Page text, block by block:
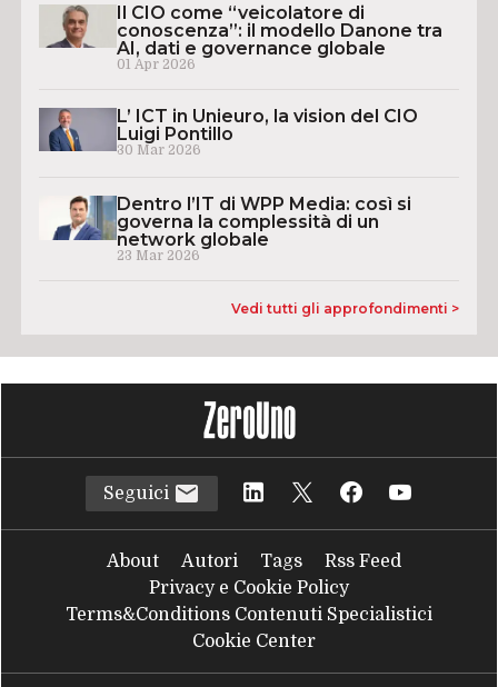
Il CIO come “veicolatore di
conoscenza”: il modello Danone tra
AI, dati e governance globale
01 Apr 2026
L’ ICT in Unieuro, la vision del CIO
Luigi Pontillo
30 Mar 2026
Dentro l’IT di WPP Media: così si
governa la complessità di un
network globale
23 Mar 2026
Vedi tutti gli approfondimenti >
Seguici
About Autori Tags
Rss Feed
Privacy e Cookie Policy
Terms&Conditions Contenuti Specialistici
Cookie Center